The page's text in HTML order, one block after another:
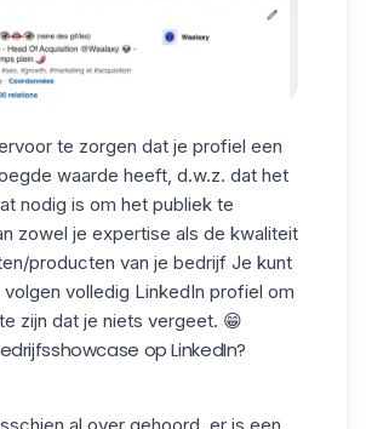
te zorgen dat je profiel een
waarde heeft, d.w.z. dat het
nodig is om het publiek te
zowel je expertise als de kwaliteit
producten van je bedrijf Je kunt
volledig LinkedIn profiel om
zijn dat je niets vergeet. 😁
op LinkedIn?